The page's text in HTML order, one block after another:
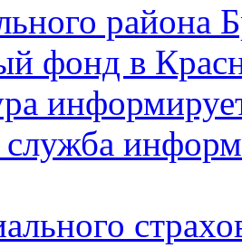
района
фонд в
служба